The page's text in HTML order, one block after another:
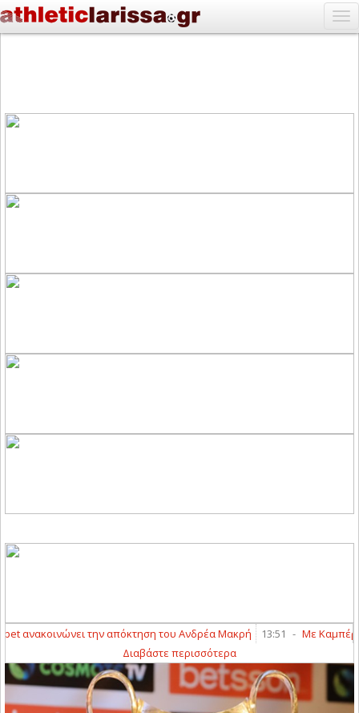
ανακοινώνει την απόκτηση του Ανδρέα Μακρή 13:51 -
Με Καμπέρη
Διαβάστε περισσότερα